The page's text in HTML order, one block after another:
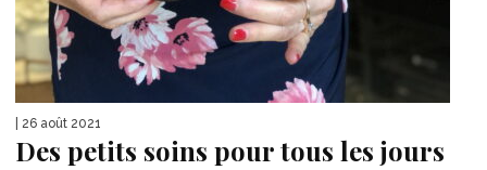
| 26 août 2021
Des petits soins pour tous les jours